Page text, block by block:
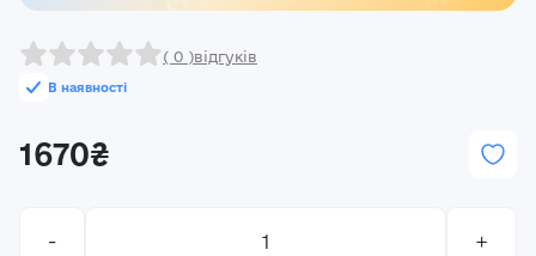
Закрити
В наявності
( 0 )відгуків
1670₴
- +